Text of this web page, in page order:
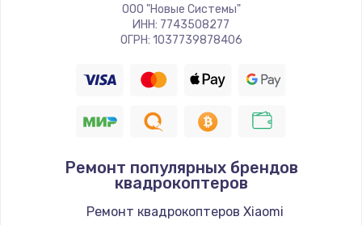
Замена ТЭНа
2500 руб.
1400 руб.
Замена / ремонт электронного модуля
ООО "Новые Системы"
ИНН: 7743508277
ОГРН: 1037739878406
Ремонт популярных брендов
квадрокоптеров
Ремонт квадрокоптеров Xiaomi